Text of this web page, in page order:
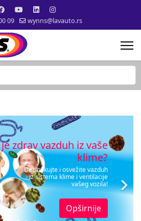
09 wynns@lavauto.rs
zdrav vazduh iz vaše
klime?
Dezinfikujte i osvežite vazduh
iz sistema klime i ventilacije
vašeg vozila!
Opširnije